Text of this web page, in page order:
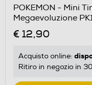
POKEMON - Mini
Megaevoluzione
€ 12,90
Acquisto online:
Ritiro in negozio in